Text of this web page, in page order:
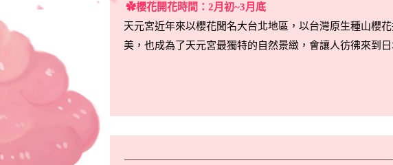
✿櫻花開花時間：2月初~3月底
天元宮近年來以櫻花聞名大台北地區，以台灣原生種山櫻
美，也成為了天元宮最獨特的自然景緻，會讓人彷彿來到